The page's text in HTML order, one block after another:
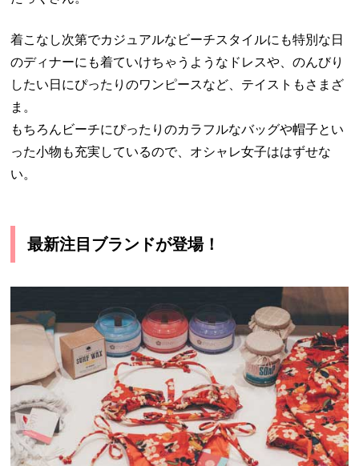
着こなし次第でカジュアルなビーチスタイルにも特別な日
のディナーにも着ていけちゃうようなドレスや、のんびり
したい日にぴったりのワンピースなど、テイストもさまざ
ま。
もちろんビーチにぴったりのカラフルなバッグや帽子とい
った小物も充実しているので、オシャレ女子ははずせな
い。
最新注目ブランドが登場！